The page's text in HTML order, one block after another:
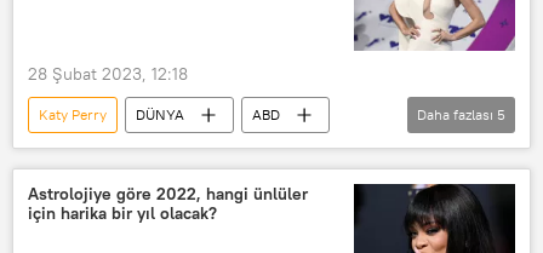
28 Şubat 2023, 12:18
Katy Perry DÜNYA
ABD
ABD
idol
Şarkı yarışması
Silahlı saldırı
silahlı saldırgan
Daha fazlası 5
Astrolojiye göre 2022, hangi ünlüler
için harika bir yıl olacak?